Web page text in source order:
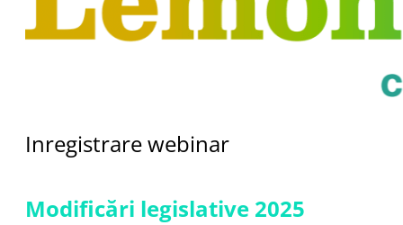
Inregistrare webinar
Modificări legislative 2025